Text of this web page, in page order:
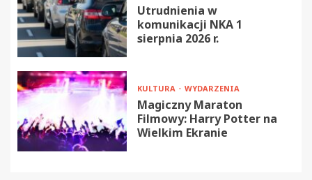
Utrudnienia w
komunikacji NKA 1
sierpnia 2026 r.
KULTURA WYDARZENIA
Magiczny Maraton
Filmowy: Harry Potter na
Wielkim Ekranie